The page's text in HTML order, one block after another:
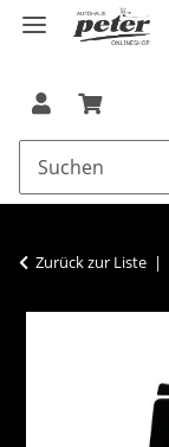
Zurück zur Liste